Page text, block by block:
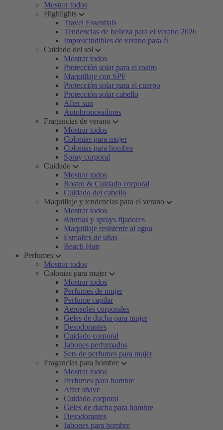
Mostrar todos
Highlights
Travel Essentials
Tendencias de belleza para el verano 2026
Imprescindibles de verano para él
Cuidado del sol
Mostrar todos
Protección solar para el rostro
Maquillaje con SPF
Protección solar para el cuerpo
Protección solar cabello
After sun
Autobronceadores
Fragancias de verano
Mostrar todos
Colonias para mujer
Colonias para hombre
Spray corporal
Cuidado
Mostrar todos
Rostro & Cuidado corporal
Cuidado del cabello
Maquillaje y tendencias para el verano
Mostrar todos
Brumas y sprays fijadores
Maquillaje resistente al agua
Esmaltes de uñas
Beach Hair
Perfumes
Mostrar todos
Colonias para mujer
Mostrar todos
Perfumes de mujer
Perfume capilar
Aerosoles corporales
Geles de ducha para mujer
Desodorantes
Cuidado corporal
Jabones perfumados
Sets de perfumes para mujer
Fragancias para hombre
Mostrar todos
Perfumes para hombre
After shave
Cuidado corporal
Geles de ducha para hombre
Desodorantes
Jabones para hombre